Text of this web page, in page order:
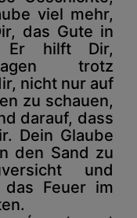
viel mehr,
das Gute in
Er hilft Dir,
trotz
nicht nur auf
zu schauen,
darauf, dass
Dein Glaube
den Sand zu
und
Feuer im